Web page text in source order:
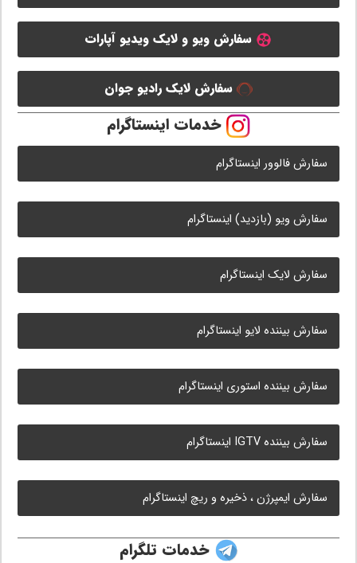
سفارش ویو و لایک ویدیو آپارات
سفارش لایک رادیو جوان
خدمات اینستاگرام
سفارش فالوور اینستاگرام
سفارش ویو (بازدید) اینستاگرام
سفارش لایک اینستاگرام
سفارش بیننده لایو اینستاگرام
سفارش بیننده استوری اینستاگرام
سفارش بیننده IGTV اینستاگرام
سفارش ایمپرژن ، ذخیره و ریچ اینستاگرام
خدمات تلگرام